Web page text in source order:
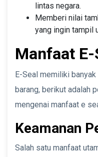
lintas negara.
Memberi nilai
yang ingin tampil
Manfaat E-
E-Seal memiliki
barang, berikut adalah
mengenai manfaat e
Keamanan
Salah satu manfaat